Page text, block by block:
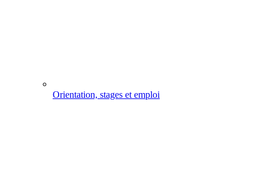
Orientation, stages et emploi